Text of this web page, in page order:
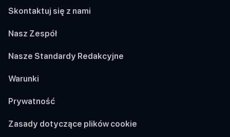
Skontaktuj się z nami
Nasz Zespół
Nasze Standardy Redakcyjne
Warunki
Prywatność
Zasady dotyczące plików cookie